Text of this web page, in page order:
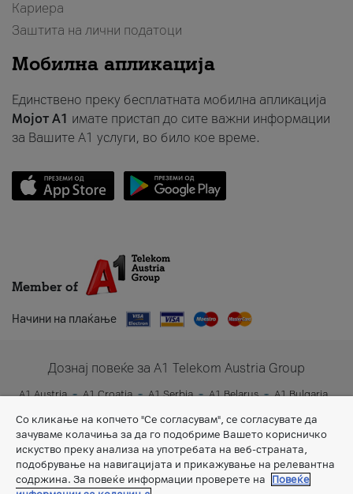
Кариера
Заштита на лични податоци
Мобилна апликација
Единствено преку бесплатната мобилна апликација
Мојот A1 имате пристап до сите важни информации
за Вашите A1 услуги, во било кое време.
Member of
Начини на плаќање
Дознај повеќе за A1 Telekom Austria Group
A1 Austria A1 Croatia A1 Serbia A1 Belarus
A1 Bulgaria
Со кликање на копчето "Се согласувам", се согласувате да
зачуваме колачиња за да го подобриме Вашето корисничко
искуство преку анализа на употребата на веб-страната,
подобрување на навигацијата и прикажување на релевантна
содржина. За повеќе информации проверете на
Повеќе